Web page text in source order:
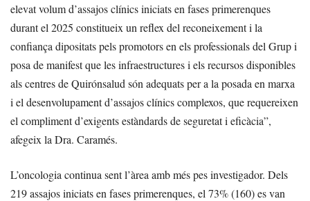
elevat volum d’assajos clínics iniciats en fases primerenques
durant el 2025 constitueix un reflex del reconeixement i la
confiança dipositats pels promotors en els professionals del Grup i
posa de manifest que les infraestructures i els recursos disponibles
als centres de Quirónsalud són adequats per a la posada en marxa
i el desenvolupament d’assajos clínics complexos, que requereixen
el compliment d’exigents estàndards de seguretat i eficàcia”,
afegeix la Dra. Caramés.
L’oncologia continua sent l’àrea amb més pes investigador. Dels
219 assajos iniciats en fases primerenques, el 73% (160) es van